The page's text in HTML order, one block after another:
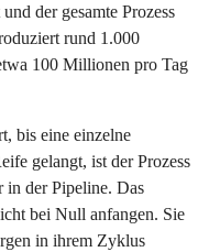
der gesamte Prozess
rund 1.000
100 Millionen pro Tag
bis eine einzelne
gelangt, ist der Prozess
in der Pipeline. Das
bei Null anfangen. Sie
in ihrem Zyklus